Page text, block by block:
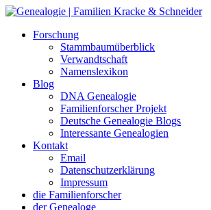
Forschung
Stammbaumüberblick
Verwandtschaft
Namenslexikon
Blog
DNA Genealogie
Familienforscher Projekt
Deutsche Genealogie Blogs
Interessante Genealogien
Kontakt
Email
Datenschutzerklärung
Impressum
die Familienforscher
der Genealoge